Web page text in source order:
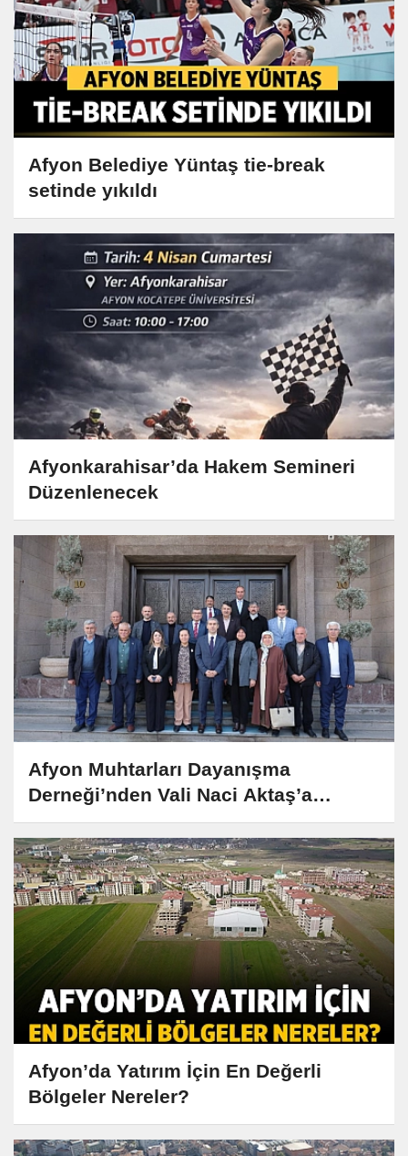
Afyon Belediye Yüntaş tie-break
setinde yıkıldı
Afyonkarahisar’da Hakem Semineri
Düzenlenecek
Afyon Muhtarları Dayanışma
Derneği’nden Vali Naci Aktaş’a
Anlamlı Ziyaret
Afyon’da Yatırım İçin En Değerli
Bölgeler Nereler?